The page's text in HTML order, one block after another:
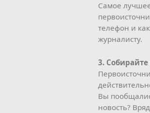
Самое
телефон и
журналисту.
3.
Вы
новость?